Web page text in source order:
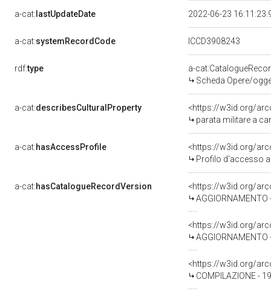
a-cat: lastUpdateDate 2022-06-23
a-cat:systemRecordCode ICCD3908243
rdf:type
a-
Scheda Opere/
a-cat:describesCulturalProperty
<https://w3id.org/
parata militare a
a-cat:hasAccessProfile
<https://w3id.org/
Profilo d'accesso
a-cat:hasCatalogueRecordVersion
<https://w3id.org/
AGGIORNAMENTO
<https://w3id.org/
<https://w3id.org/
COMPILAZIONE -